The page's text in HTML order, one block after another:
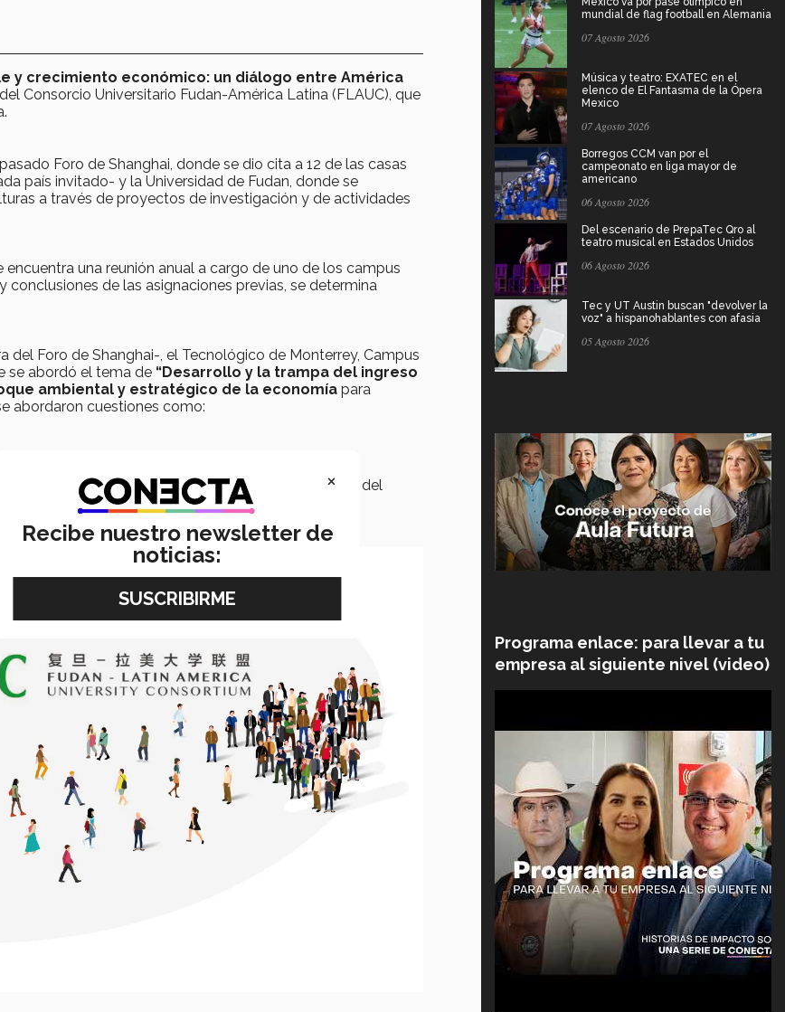
y crecimiento económico: un diálogo entre América
Consorcio Universitario Fudan-América Latina (FLAUC), que
Foro de Shanghai, donde se dio cita a 12 de las casas
país invitado- y la Universidad de Fudan, donde se
a través de proyectos de investigación y de actividades
una reunión anual a cargo de uno de los campus
de las asignaciones previas, se determina
Foro de Shanghai-, el Tecnológico de Monterrey, Campus
se abordó el tema de “Desarrollo y la trampa del ingreso
ambiental y estratégico de la economía para
abordaron cuestiones como:
Latina; y
las barreras comerciales para escapar de la trampa del
mundial de flag football en Alemania
07 Agosto 2026
Música y teatro: EXATEC en el
elenco de El Fantasma de la Ópera
Mexico
07 Agosto 2026
Borregos CCM van por el
campeonato en liga mayor de
americano
06 Agosto 2026
Del escenario de PrepaTec Qro al
teatro musical en Estados Unidos
06 Agosto 2026
Tec y UT Austin buscan "devolver la
voz" a hispanohablantes con afasia
05 Agosto 2026
Programa enlace: para llevar a tu
empresa al siguiente nivel (video)
×
Recibe nuestro newsletter de
noticias: